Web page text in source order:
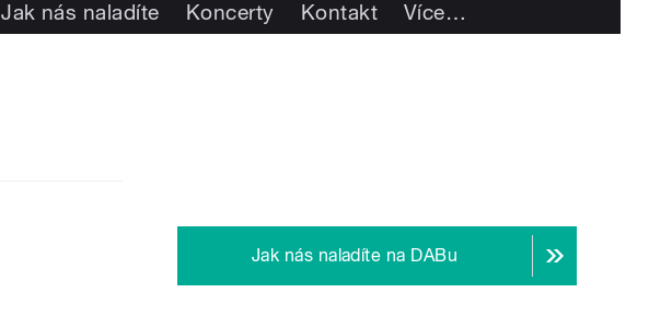
Jak nás naladíte Koncerty Kontakt Více…
Jak nás naladíte na DABu